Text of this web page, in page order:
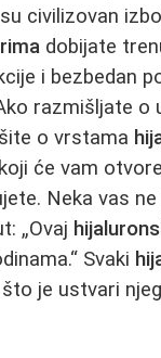
su civilizovan
dobijate
i bezbedan
razmišljate o
o vrstama
će vam
Neka vas
„Ovaj
Svaki
je ustvari